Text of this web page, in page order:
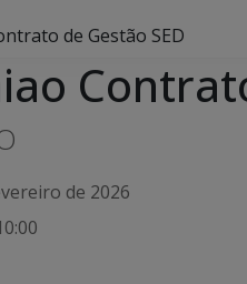
de Gestão SED
de 2026